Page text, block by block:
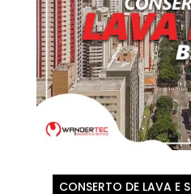
CONSERTO DE LAVA E